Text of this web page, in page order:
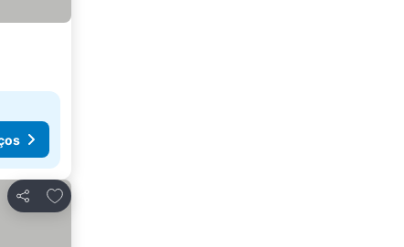
Partilhar
Adicionar aos favoritos